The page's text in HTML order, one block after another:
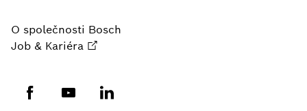
O společnosti Bosch
Job & Kariéra